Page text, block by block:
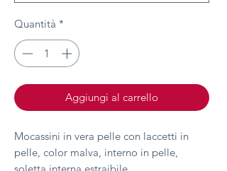
Quantità *
Aggiungi al carrello
Mocassini in vera pelle con laccetti in
pelle, color malva, interno in pelle,